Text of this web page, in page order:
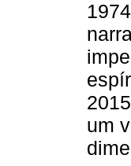
um